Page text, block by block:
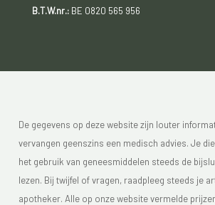
B.T.W.nr.:BE 0820 565 956
De gegevens op deze website zijn louter
vervangen geenszins een medisch advies. Je
het gebruik van geneesmiddelen steeds de
lezen. Bij twijfel of vragen, raadpleeg steeds je
apotheker. Alle op onze website vermelde